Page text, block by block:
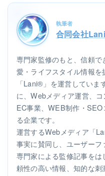
執筆者
合同会社Lani
専門家監修のもと、信頼
愛・ライフスタイル情報
「Lani®」を運営していま
に、Webメディア運営、コ
EC事業、WEB制作・
る企業です。
運営するWebメディア「
事実に賛同し、ユーザー
専門家による監修記事を
頼性の高い情報、知的な